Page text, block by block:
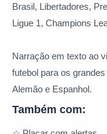
Brasil, Libertadores,
Ligue 1, Champions
Narração em texto ao
futebol para os
Alemão e Espanhol.
Também com: